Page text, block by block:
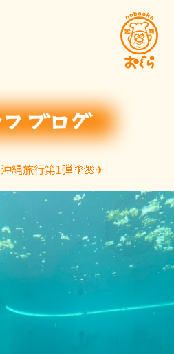
沖縄旅行第1弾🌴🌺✈